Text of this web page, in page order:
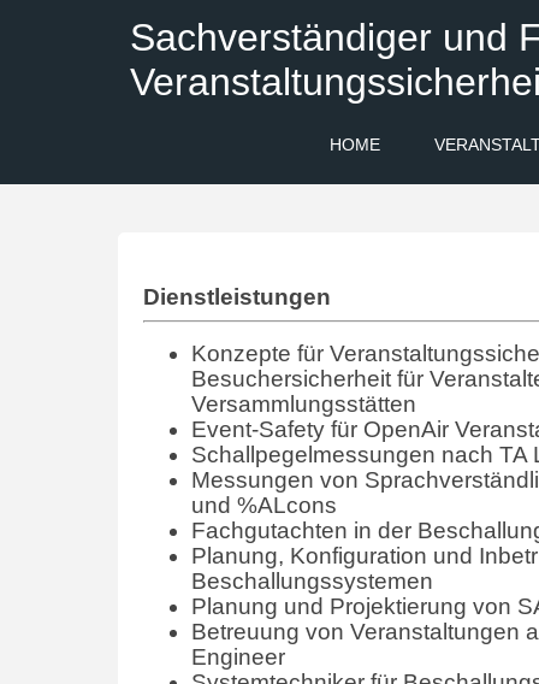
Sachverständiger und
HOME
Dienstleistungen
Konzepte für
Besuchersicherheit für
Versammlungsstätten
Event-Safety für OpenAir
Schallpegelmessungen nach TA
Messungen von
und %ALcons
Fachgutachten in der
Planung, Konfiguration und
Beschallungssystemen
Planung und Projektierung von
Betreuung von Veranstaltungen
Engineer